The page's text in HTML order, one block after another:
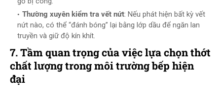
Thường xuyên kiểm tra vết nứt: Nếu phát hiện bất kỳ vết
nứt nào, có thể “đánh bóng” lại bằng lớp dầu để ngăn lan
truyền và giữ độ kín khít.
7. Tầm quan trọng của việc lựa chọn thớt
chất lượng trong môi trường bếp hiện
đại